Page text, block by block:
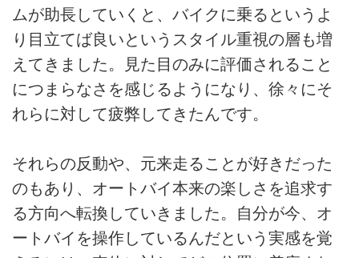
ムが助長していくと、バイクに乗るというよ
り目立てば良いというスタイル重視の層も増
えてきました。見た目のみに評価されること
につまらなさを感じるようになり、徐々にそ
れらに対して疲弊してきたんです。
それらの反動や、元来走ることが好きだった
のもあり、オートバイ本来の楽しさを追求す
る方向へ転換していきました。自分が今、オ
ートバイを操作しているんだという実感を覚